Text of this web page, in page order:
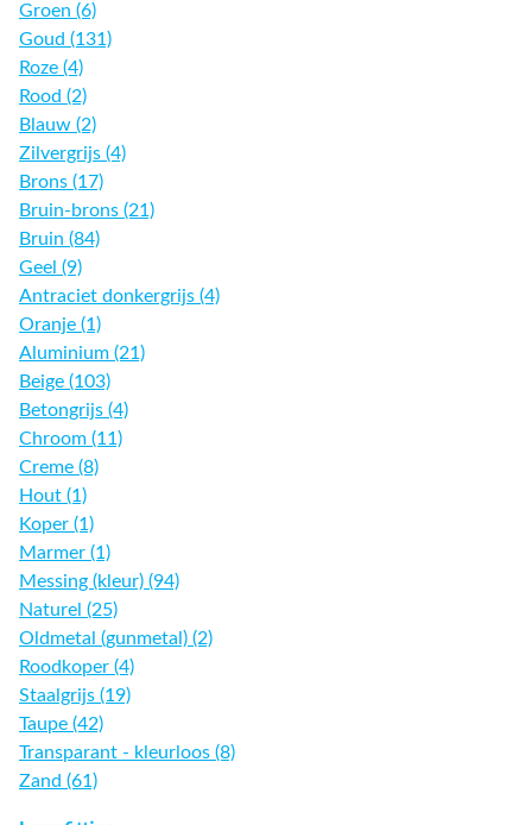
Groen (6)
Goud (131)
Roze (4)
Rood (2)
Blauw (2)
Zilvergrijs (4)
Brons (17)
Bruin-brons (21)
Bruin (84)
Geel (9)
Antraciet donkergrijs (4)
Oranje (1)
Aluminium (21)
Beige (103)
Betongrijs (4)
Chroom (11)
Creme (8)
Hout (1)
Koper (1)
Marmer (1)
Messing (kleur) (94)
Naturel (25)
Oldmetal (gunmetal) (2)
Roodkoper (4)
Staalgrijs (19)
Taupe (42)
Transparant - kleurloos (8)
Zand (61)